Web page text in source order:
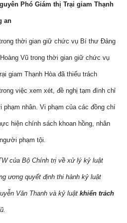
Phó Giám thị Trại giam Thạnh
an
thời gian giữ chức vụ Bí thư Đảng
Vũ trong thời gian giữ chức vụ
giam Thạnh Hòa đã thiếu trách
việc xem xét, đề nghị tạm đình chỉ
phạm nhân. Vi phạm của các đồng chí
hiện chính sách khoan hồng, nhân
phạm tội.
của Bộ Chính trị về xử lý kỷ luật
ương quyết định thi hành kỷ luật
Văn Thanh và kỷ luật khiển trách